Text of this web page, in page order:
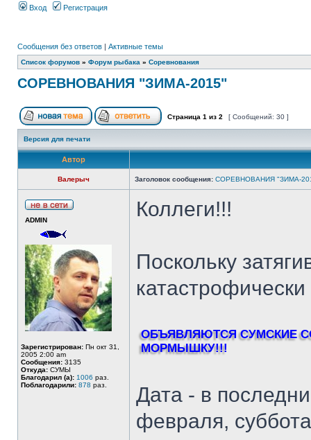
Вход Регистрация
Сообщения без ответов | Активные темы
Список форумов » Форум рыбака » Соревнования
СОРЕВНОВАНИЯ "ЗИМА-2015"
Страница 1 из 2 [ Сообщений: 30 ]
Версия для печати
Автор
Валерыч Заголовок сообщения: СОРЕВНОВАНИЯ "ЗИМА-
ADMIN
Зарегистрирован: Пн окт 31,
2005 2:00 am
Сообщения: 3135
Откуда: СУМЫ
Благодарил (а): 1006 раз.
Поблагодарили: 878 раз.
Коллеги!!!
Поскольку
ОБЪЯВЛЯЮТСЯ СУМСКИЕ
МОРМЫШКУ!!!
Дата - в
февраля,